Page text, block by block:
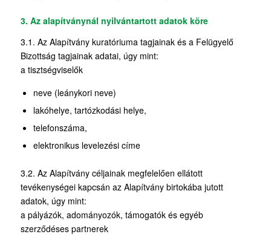
3. Az alapítványnál nyilvántartott adatok köre
3.1. Az Alapítvány kuratóriuma tagjainak és a Felügyelő
Bizottság tagjainak adatai, úgy mint:
a tisztségviselők
neve (leánykori neve)
lakóhelye, tartózkodási helye,
telefonszáma,
elektronikus levelezési címe
3.2. Az Alapítvány céljainak megfelelően ellátott
tevékenységei kapcsán az Alapítvány birtokába jutott
adatok, úgy mint:
a pályázók, adományozók, támogatók és egyéb
szerződéses partnerek